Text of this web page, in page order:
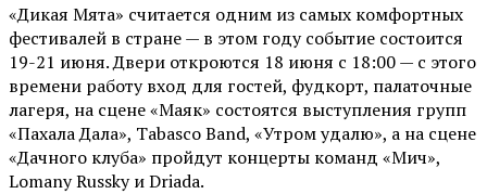
«Дикая Мята» считается одним из самых комфортных
фестивалей в стране — в этом году событие состоится
19-21 июня. Двери откроются 18 июня с 18:00 — с этого
времени работу вход для гостей, фудкорт, палаточные
лагеря, на сцене «Маяк» состоятся выступления групп
«Пахала Дала», Tabasco Band, «Утром удалю», а на сцене
«Дачного клуба» пройдут концерты команд «Мич»,
Lomany Russky и Driada.